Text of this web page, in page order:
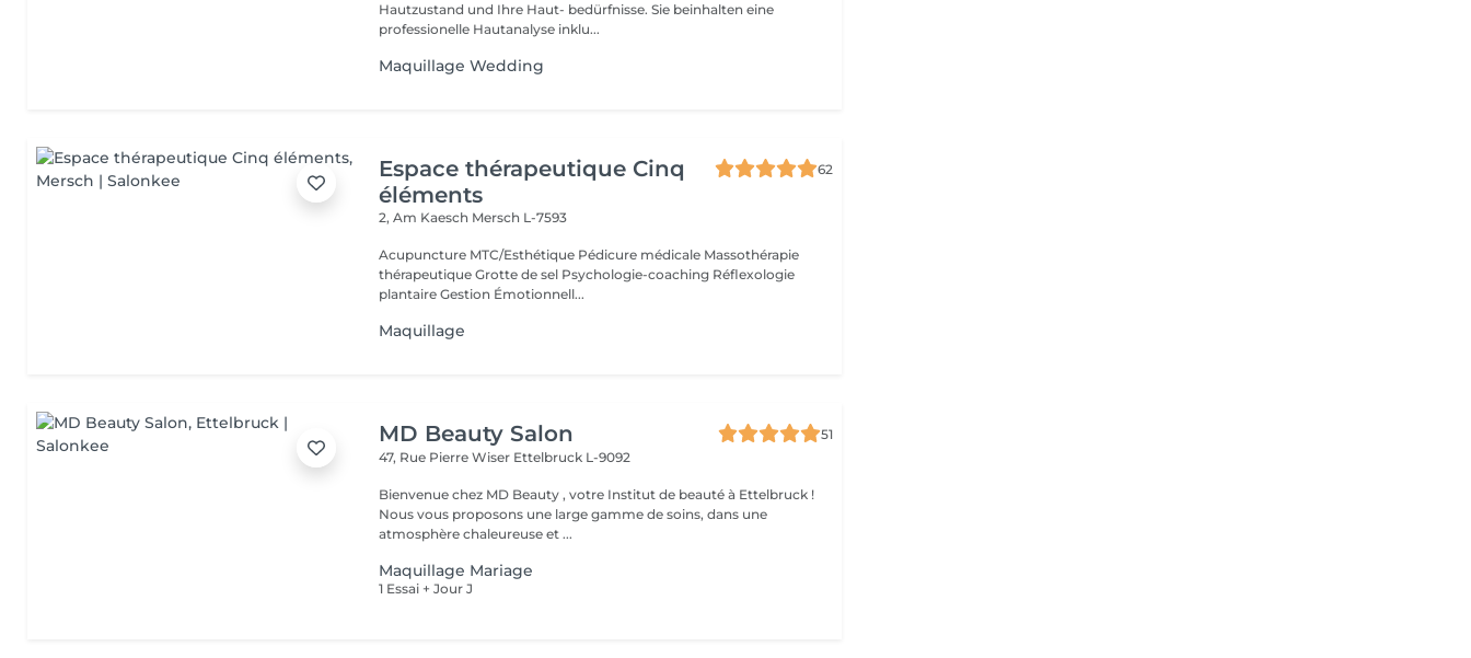
Hautzustand und Ihre Haut- bedürfnisse. Sie beinhalten eine
professionelle Hautanalyse inklu...
Maquillage Wedding
Espace thérapeutique Cinq
éléments
62
2, Am Kaesch Mersch L-7593
Acupuncture MTC/Esthétique Pédicure médicale Massothérapie
thérapeutique Grotte de sel Psychologie-coaching Réflexologie
plantaire Gestion Émotionnell...
Maquillage
MD Beauty Salon
51
47, Rue Pierre Wiser Ettelbruck L-9092
Bienvenue chez MD Beauty , votre Institut de beauté à Ettelbruck !
Nous vous proposons une large gamme de soins, dans une
atmosphère chaleureuse et ...
Maquillage Mariage
1 Essai + Jour J